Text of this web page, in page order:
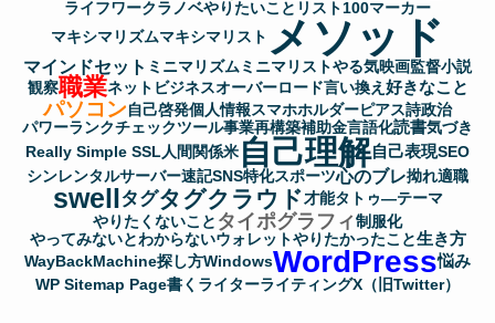
ライフワークラノベやりたいことリスト100マーカー
マキシマリズムマキシマリスト メソッド
マインドセット ミニマリズムミニマリストやる気映画監督小説
観察職業ネットビジネスオーバーロード言い換え 好きなこと
パソコン自己啓発個人情報スマホホルダーピアス詩政治
パワーランクチェックツール事業再構築補助金言語化読書気づき
Really Simple SSL 人間関係米 自己理解自己表現SEO
シンレンタルサーバー速記SNS特化スポーツ心のブレ拗れ適職
swellタグタグクラウド才能タトゥ―テーマ
やりたくないこと タイポグラフィ制服化
やってみないとわからないウォレットやりたかったこと生き方
WayBackMachine探し方WindowsWordPress悩み
WP Sitemap Page書く ライターライティングX（旧Twitter）